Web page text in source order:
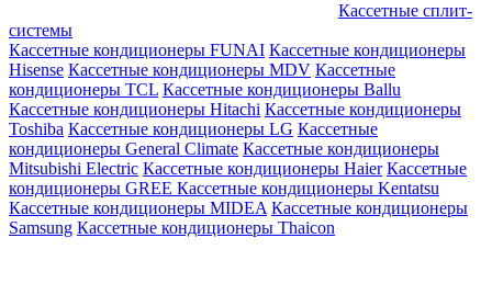
Кассетные сплит-
системы
Кассетные кондиционеры FUNAI Кассетные кондиционеры
Hisense Кассетные кондиционеры MDV Кассетные
кондиционеры TCL Кассетные кондиционеры Ballu
Кассетные кондиционеры Hitachi Кассетные кондиционеры
Toshiba Кассетные кондиционеры LG Кассетные
кондиционеры General Climate Кассетные кондиционеры
Mitsubishi Electric Кассетные кондиционеры Haier Кассетные
кондиционеры GREE Кассетные кондиционеры Kentatsu
Кассетные кондиционеры MIDEA Кассетные кондиционеры
Samsung Кассетные кондиционеры Thaicon